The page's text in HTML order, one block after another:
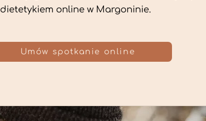
dietetykiem online w Margoninie.
Umów spotkanie online